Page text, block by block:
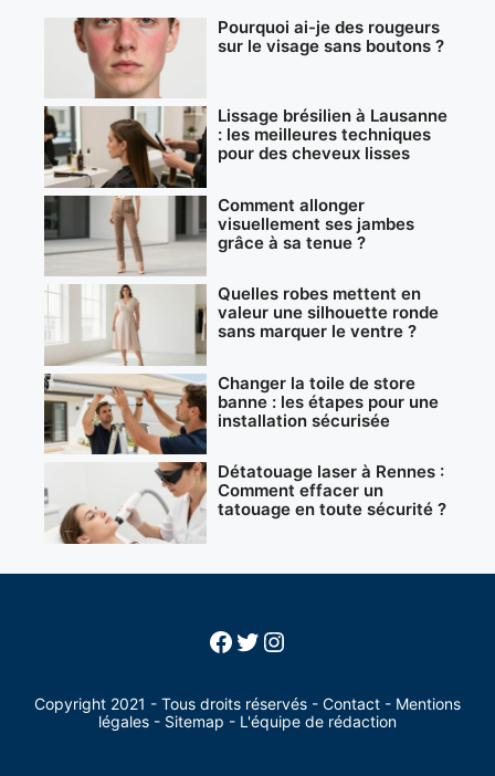
Pourquoi ai-je des rougeurs
sur le visage sans boutons ?
Lissage brésilien à Lausanne
: les meilleures techniques
pour des cheveux lisses
Comment allonger
visuellement ses jambes
grâce à sa tenue ?
Quelles robes mettent en
valeur une silhouette ronde
sans marquer le ventre ?
Changer la toile de store
banne : les étapes pour une
installation sécurisée
Détatouage laser à Rennes :
Comment effacer un
tatouage en toute sécurité ?
Facebook
Twitter
Instagram
Copyright 2021 - Tous droits réservés - Contact - Mentions
légales - Sitemap - L'équipe de rédaction